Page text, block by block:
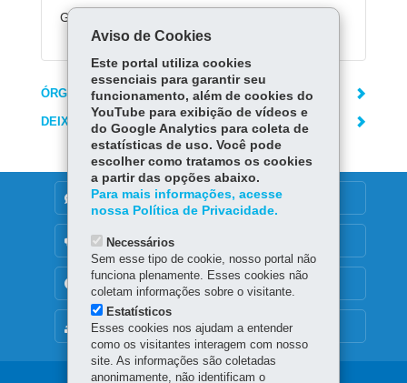
Gratuito.
ÓRGÃO RESPONSÁVEL
DEIXE SUA OPINIÃO
MAPA DO SITE
DENUNCIE CORRUPÇÃO
OUVIDORIA
TRANSPARÊNCIA INSTITUCIONAL
Aviso de Cookies
Este portal utiliza cookies
essenciais para garantir seu
funcionamento, além de cookies do
YouTube para exibição de vídeos e
do Google Analytics para coleta de
estatísticas de uso. Você pode
escolher como tratamos os cookies
a partir das opções abaixo.
Para mais informações, acesse
nossa Política de Privacidade.
Necessários
Sem esse tipo de cookie, nosso portal não
funciona plenamente. Esses cookies não
coletam informações sobre o visitante.
Estatísticos
Esses cookies nos ajudam a entender
como os visitantes interagem com nosso
site. As informações são coletadas
anonimamente, não identificam o